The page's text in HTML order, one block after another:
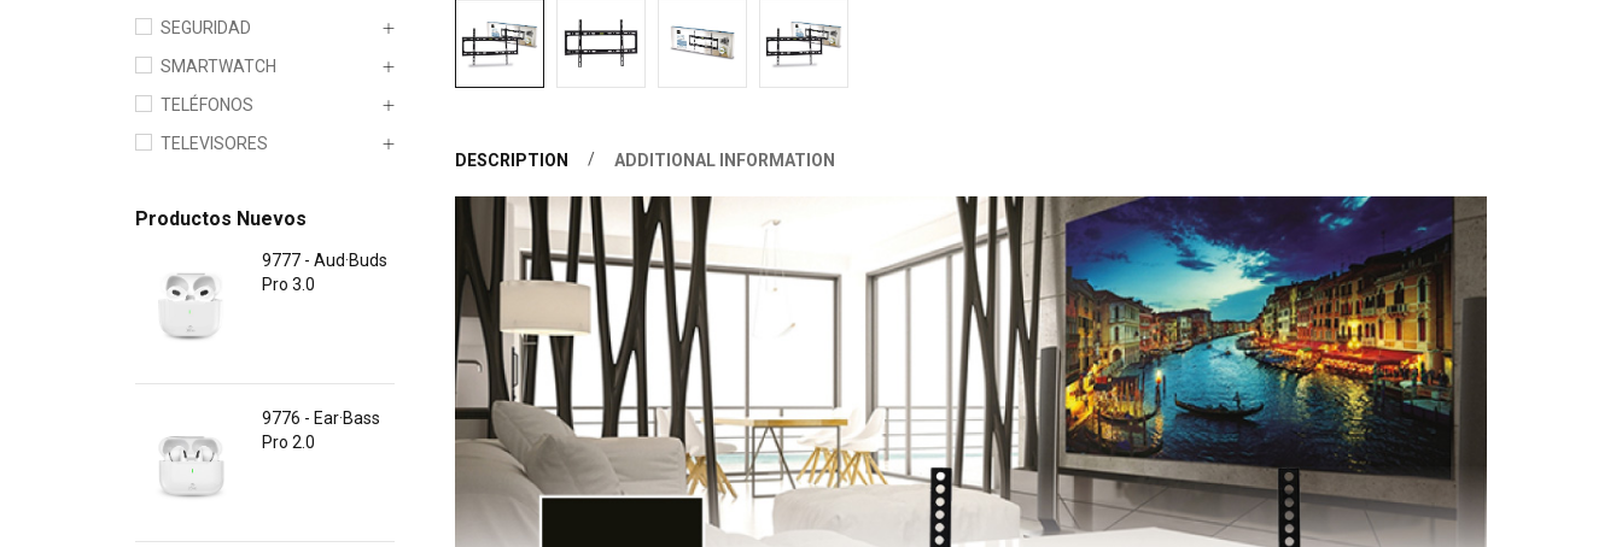
SEGURIDAD
SMARTWATCH
TELÉFONOS
TELEVISORES
Productos Nuevos
9777 - Aud·Buds
Pro 3.0
9776 - Ear·Bass
Pro 2.0
DESCRIPTION ADDITIONAL INFORMATION